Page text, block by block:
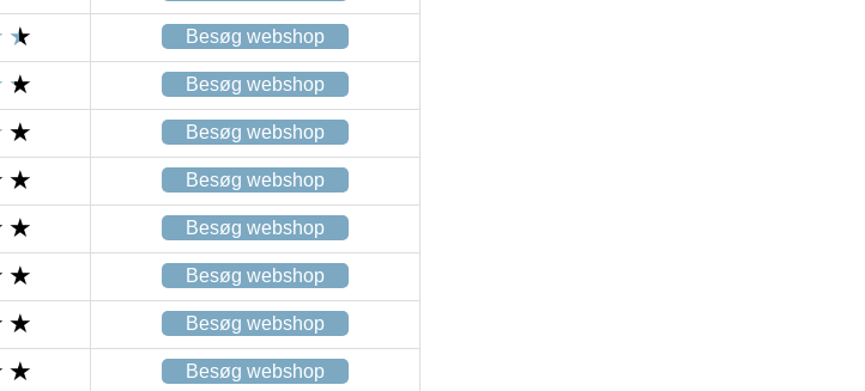
Besøg webshop
Besøg webshop
Besøg webshop
Besøg webshop
Besøg webshop
Besøg webshop
Besøg webshop
Besøg webshop